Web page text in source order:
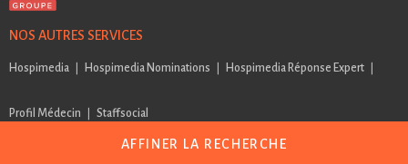
AFFINER LA RECHERCHE
NOS AUTRES SERVICES
Hospimedia Hospimedia Nominations Hospimedia Réponse Expert
Profil Médecin Staffsocial